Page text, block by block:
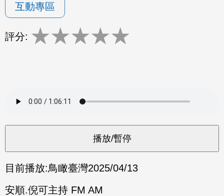
互動專區
評分: ★★★★★
目前播放:鳥瞰臺灣2025/04/13
安順.倪可主持 FM AM